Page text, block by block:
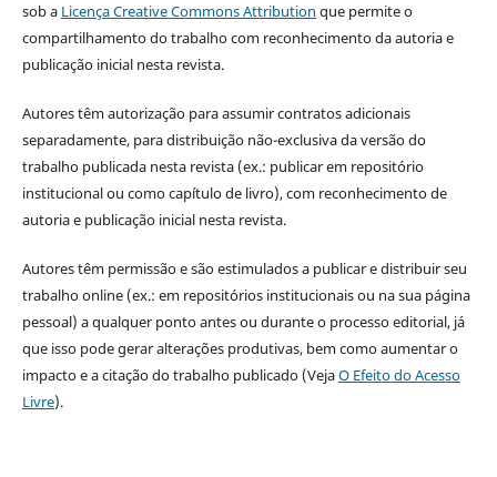
sob a Licença Creative Commons Attribution que permite o
compartilhamento do trabalho com reconhecimento da autoria e
publicação inicial nesta revista.
Autores têm autorização para assumir contratos adicionais
separadamente, para distribuição não-exclusiva da versão do
trabalho publicada nesta revista (ex.: publicar em repositório
institucional ou como capítulo de livro), com reconhecimento de
autoria e publicação inicial nesta revista.
Autores têm permissão e são estimulados a publicar e distribuir seu
trabalho online (ex.: em repositórios institucionais ou na sua página
pessoal) a qualquer ponto antes ou durante o processo editorial, já
que isso pode gerar alterações produtivas, bem como aumentar o
impacto e a citação do trabalho publicado (VejaO Efeito do Acesso
Livre).